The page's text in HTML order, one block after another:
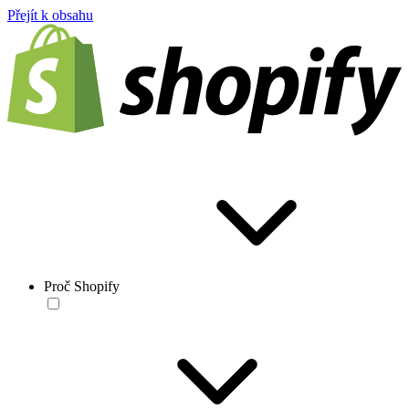
Přejít k obsahu
Proč Shopify